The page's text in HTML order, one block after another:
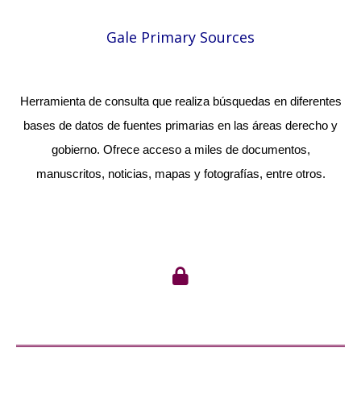
Gale Primary Sources
Herramienta de consulta que realiza búsquedas en diferentes
bases de datos de fuentes primarias en las áreas derecho y
gobierno. Ofrece acceso a miles de documentos,
manuscritos, noticias, mapas y fotografías, entre otros.